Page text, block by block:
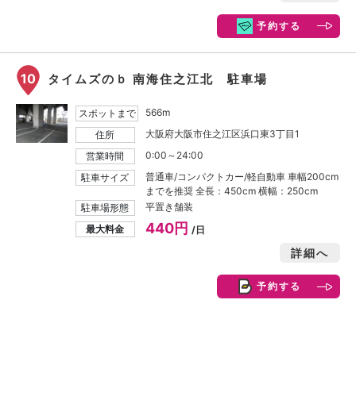
予約する
10 タイムズのｂ 南海住之江北 駐車場
スポットまで
566m
住所
大阪府大阪市住之江区浜口東3丁目1
営業時間
0:00～24:00
駐車サイズ
普通車/コンパクトカー/軽自動車 車幅200cm
までを推奨 全長：450cm 横幅：250cm
駐車場形態
平置き舗装
最大料金
440円 /日
詳細へ
予約する